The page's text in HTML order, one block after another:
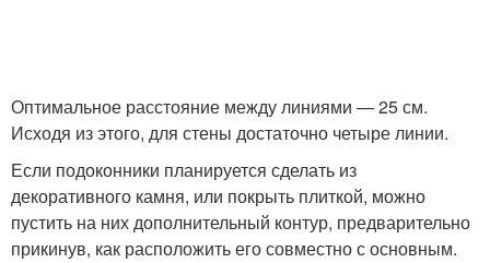
Оптимальное расстояние между линиями — 25 см.
Исходя из этого, для стены достаточно четыре линии.
Если подоконники планируется сделать из
декоративного камня, или покрыть плиткой, можно
пустить на них дополнительный контур, предварительно
прикинув, как расположить его совместно с основным.